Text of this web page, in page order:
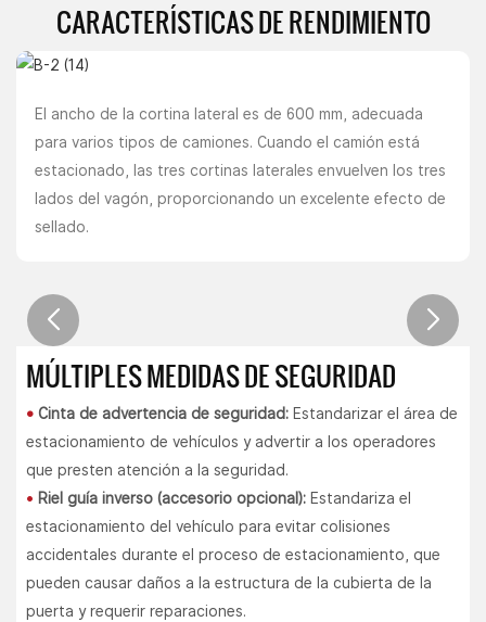
CARACTERÍSTICAS DE RENDIMIENTO
El ancho de la cortina lateral es de 600 mm, adecuada
para varios tipos de camiones. Cuando el camión está
estacionado, las tres cortinas laterales envuelven los tres
lados del vagón, proporcionando un excelente efecto de
sellado.
MÚLTIPLES MEDIDAS DE SEGURIDAD
• Cinta de advertencia de seguridad:Estandarizar el área de
estacionamiento de vehículos y advertir a los operadores
que presten atención a la seguridad.
• Riel guía inverso (accesorio opcional):Estandariza el
estacionamiento del vehículo para evitar colisiones
accidentales durante el proceso de estacionamiento, que
pueden causar daños a la estructura de la cubierta de la
puerta y requerir reparaciones.